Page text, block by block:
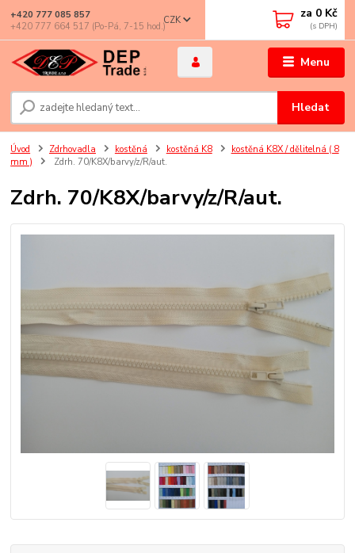
Menu
CZK
Hledat
+420 777 085 857
+420 777 664 517 (Po-Pá, 7-15 hod.)
za 0 Kč
Úvod Zdrhovadla kostěná kostěná K8
kostěná K8X / dělitelná ( 8
mm )
Zdrh. 70/K8X/barvy/z/R/aut.
Zdrh. 70/K8X/barvy/z/R/aut.